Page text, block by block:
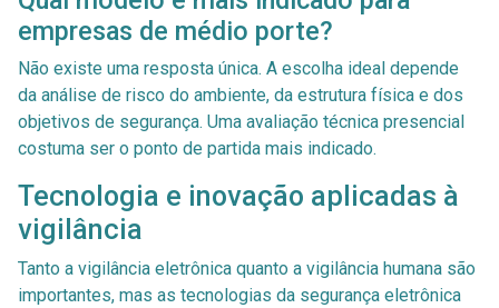
empresas de médio porte?
Não existe uma resposta única. A escolha ideal depende
da análise de risco do ambiente, da estrutura física e dos
objetivos de segurança. Uma avaliação técnica presencial
costuma ser o ponto de partida mais indicado.
Tecnologia e inovação aplicadas à
vigilância
Tanto a vigilância eletrônica quanto a vigilância humana são
importantes, mas as tecnologias da segurança eletrônica